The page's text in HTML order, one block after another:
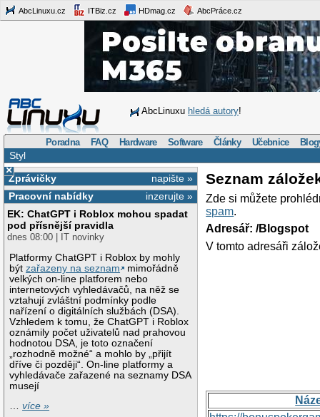
AbcLinuxu.cz ITBiz.cz HDmag.cz AbcPráce.cz
AbcLinuxu hledá autory!
Poradna FAQ Hardware Software Články Učebnice
Styl
×
napište »
Zprávičky
inzerujte »
Pracovní nabídky
EK: ChatGPT i Roblox mohou spadat
pod přísnější pravidla
dnes 08:00 | IT novinky
Platformy ChatGPT i Roblox by mohly
býtzařazeny na seznam
mimořádně
velkých on-line platforem nebo
internetových vyhledávačů, na něž se
vztahují zvláštní podmínky podle
nařízení o digitálních službách (DSA).
Vzhledem k tomu, že ChatGPT i Roblox
oznámily počet uživatelů nad prahovou
hodnotou DSA, je toto označení
„rozhodně možné“ a mohlo by „přijít
dříve či později“. On-line platformy a
vyhledávače zařazené na seznamy DSA
musejí
…více »
Seznam
Zde si můžete
spam.
Adresář: /Blogspot
V tomto adresáři